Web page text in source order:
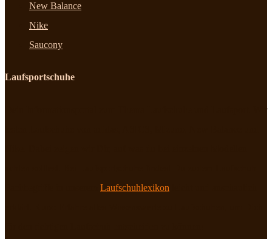
New Balance
Nike
Saucony
Laufsportschuhe
Laufschuhlexikon